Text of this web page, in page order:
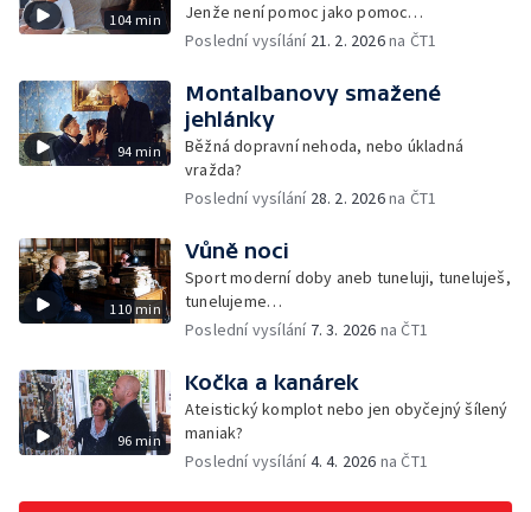
104 min
Jenže není pomoc jako pomoc…
Poslední vysílání 21. 2. 2026na ČT1
94 min
Montalbanovy smažené
jehlánky
Běžná dopravní nehoda, nebo úkladná
vražda?
Poslední vysílání 28. 2. 2026na ČT1
110 min
Vůně noci
Sport moderní doby aneb tuneluji, tuneluješ,
tunelujeme…
Poslední vysílání 7. 3. 2026 na ČT1
96 min
Kočka a kanárek
Ateistický komplot nebo jen obyčejný šílený
maniak?
Poslední vysílání4. 4. 2026 na ČT1